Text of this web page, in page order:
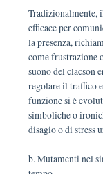
Tradizionalmente,
efficace per
la presenza,
come frustrazione
suono del clacson
regolare il traffico
funzione si è
simboliche o
disagio o di stress
b. Mutamenti nel